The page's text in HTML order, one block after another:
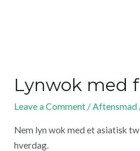
Lynwok med
Leave a Comment /Aftensmad
Nem lyn wok med et asiatisk
hverdag.